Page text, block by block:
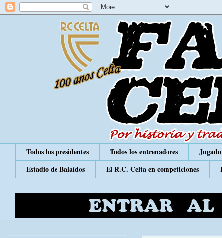
Todos los presidentes Todos los entrenadores
Estadio de Balaídos
El R.C. Celta en competiciones